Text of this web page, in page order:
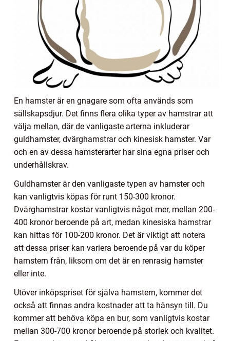
En hamster är en gnagare som ofta används som
sällskapsdjur. Det finns flera olika typer av hamstrar att
välja mellan, där de vanligaste arterna inkluderar
guldhamster, dvärghamstrar och kinesisk hamster. Var
och en av dessa hamsterarter har sina egna priser och
underhållskrav.
Guldhamster är den vanligaste typen av hamster och
kan vanligtvis köpas för runt 150-300 kronor.
Dvärghamstrar kostar vanligtvis något mer, mellan 200-
400 kronor beroende på art, medan kinesiska hamstrar
kan hittas för 100-200 kronor. Det är viktigt att notera
att dessa priser kan variera beroende på var du köper
hamstern från, liksom om det är en renrasig hamster
eller inte.
Utöver inköpspriset för själva hamstern, kommer det
också att finnas andra kostnader att ta hänsyn till. Du
kommer att behöva köpa en bur, som vanligtvis kostar
mellan 300-700 kronor beroende på storlek och kvalitet.